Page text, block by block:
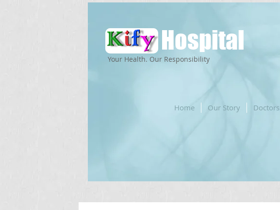
Hospital
Home Our Story Doctors
Your Health. Our Responsibility